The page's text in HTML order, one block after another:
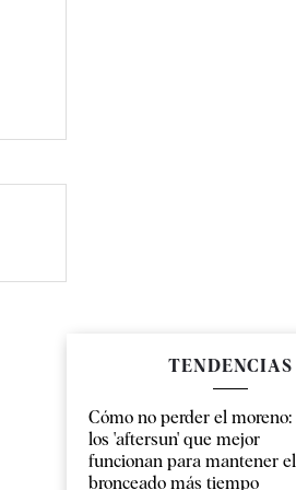
TENDENCIAS
Cómo no perder el moreno:
los 'aftersun' que mejor
funcionan para mantener el
bronceado más tiempo